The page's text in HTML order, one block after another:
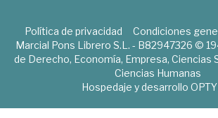
Política de privacidad Condiciones
Marcial Pons Librero S.L. - B82947326 ©
de Derecho, Economía, Empresa, Ciencias
Ciencias Humanas
Hospedaje y desarrollo